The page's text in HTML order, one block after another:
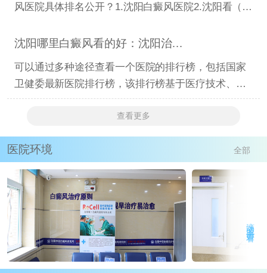
风医院具体排名公开？1.沈阳白癜风医院2.沈阳看（顽
沈阳哪里白癜风看的好：沈阳治白癜风去哪里医院有名
可以通过多种途径查看一个医院的排行榜，包括国家
卫健委最新医院排行榜，该排行榜基于医疗技术、医
疗服务、医疗
查看更多
医院环境 全部
滚动或点击查看